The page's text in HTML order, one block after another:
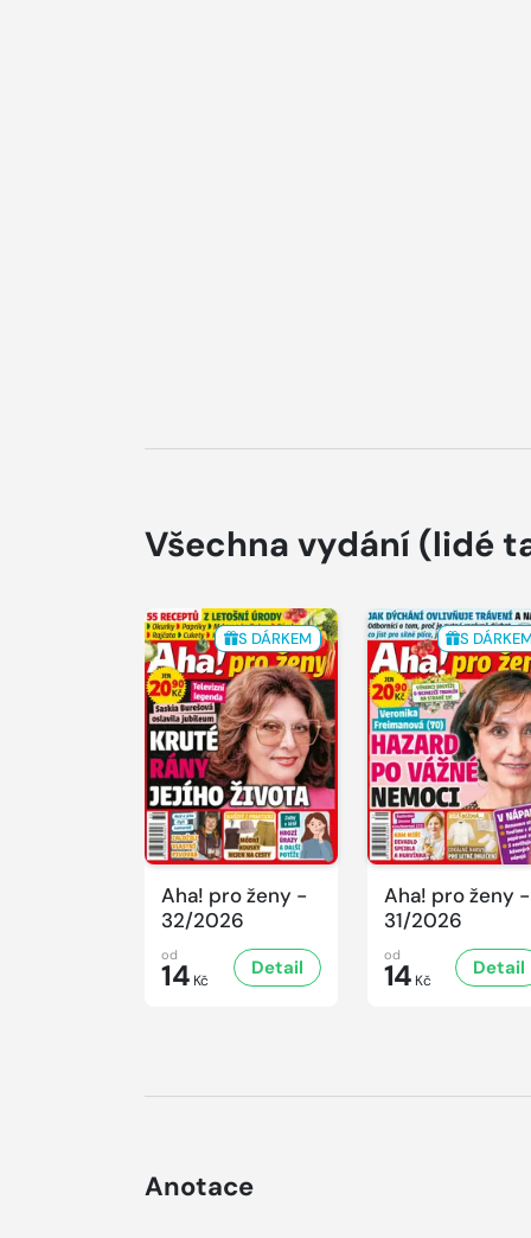
Všechna vydání (lidé
S DÁRKEM
Aha! pro ženy -
32/2026
od
14 Kč
Detail
S
Aha! pro ženy -
31/2026
od
14 Kč
Detail
Anotace